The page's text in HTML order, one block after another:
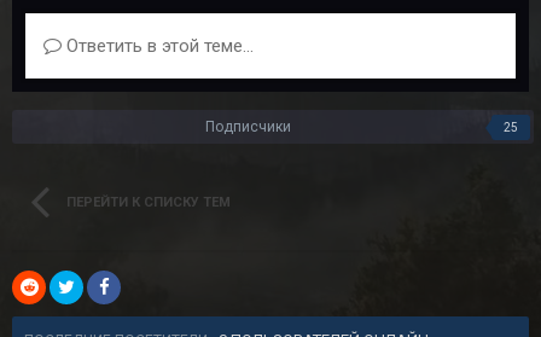
Ответить в этой теме...
Подписчики 25
ПЕРЕЙТИ К СПИСКУ ТЕМ